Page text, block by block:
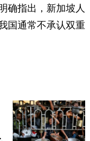
确指出，新加坡人
国通常不承认双重